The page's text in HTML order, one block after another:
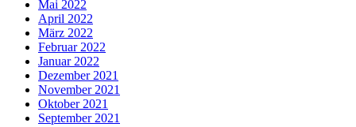
Mai 2022
April 2022
März 2022
Februar 2022
Januar 2022
Dezember 2021
November 2021
Oktober 2021
September 2021